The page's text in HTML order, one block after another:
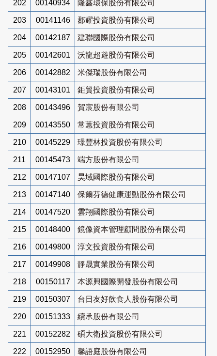
202 00140934 隆鑫環保股份有限公司
203 00141146 郡耀投資股份有限公司
204 00142187 建聯國際股份有限公司
205 00142601 沃龍超遊股份有限公司
206 00142882 米傑瑞股份有限公司
207 00143101 鉅貿投資股份有限公司
208 00143496 賀宸股份有限公司
209 00143550 常蕙投資股份有限公司
210 00145229 璟豐林投資股份有限公司
211 00145473 端方股份有限公司
212 00147107 昊域國際股份有限公司
213 00147140 保爾芬德健康運動股份有限公司
214 00147520 雲翔國際股份有限公司
215 00148400 鏡像資本管理顧問股份有限公司
216 00149800 淳文投資股份有限公司
217 00149908 靜晟實業股份有限公司
218 00150117 本源興國際開發股份有限公司
219 00150307 台日友好飲食人股份有限公司
220 00151333 續承股份有限公司
221 00152282 碩大衛投資股份有限公司
222 00152950 馨語庭股份有限公司